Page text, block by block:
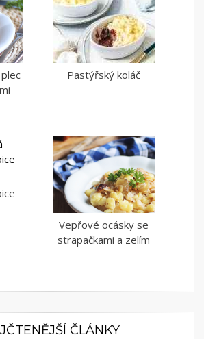
Pastýřský koláč
Vepřové ocásky se
strapačkami a zelím
ČLÁNKY